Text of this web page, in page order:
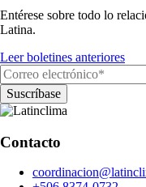
Entérese sobre todo lo
Latina.
Leer boletines anteriores
Contacto